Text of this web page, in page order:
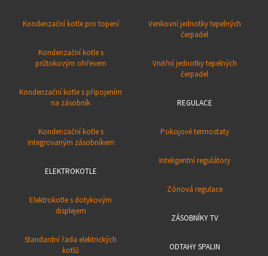
Kondenzační kotle pro topení
Kondenzační kotle s
průtokovým ohřevem
Kondenzační kotle s připojením
na zásobník
Kondenzační kotle s
integrovaným zásobníkem
ELEKTROKOTLE
Elektrokotle s dotykovým
displejem
Standardní řada elektrických
kotlů
Venkovní jednotky tepelných
čerpadel
Vnitřní jednotky tepelných
čerpadel
REGULACE
Pokojové termostaty
Inteligentní regulátory
Zónová regulace
ZÁSOBNÍKY TV
ODTAHY SPALIN